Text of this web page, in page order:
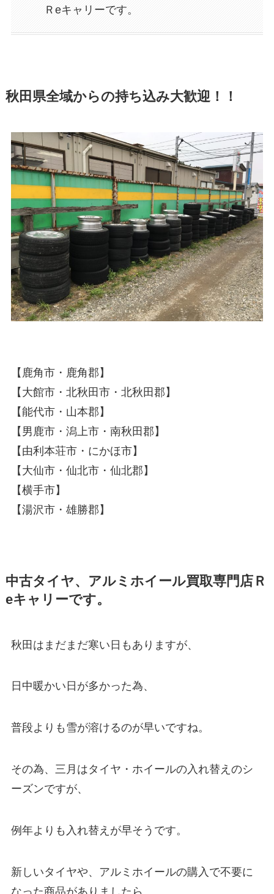
Ｒeキャリーです。
秋田県全域からの持ち込み大歓迎！！
【鹿角市・鹿角郡】
【大館市・北秋田市・北秋田郡】
【能代市・山本郡】
【男鹿市・潟上市・南秋田郡】
【由利本荘市・にかほ市】
【大仙市・仙北市・仙北郡】
【横手市】
【湯沢市・雄勝郡】
中古タイヤ、アルミホイール買取専門店Ｒ
eキャリーです。
秋田はまだまだ寒い日もありますが、
日中暖かい日が多かった為、
普段よりも雪が溶けるのが早いですね。
その為、三月はタイヤ・ホイールの入れ替えのシ
ーズンですが、
例年よりも入れ替えが早そうです。
新しいタイヤや、アルミホイールの購入で不要に
なった商品がありましたら、